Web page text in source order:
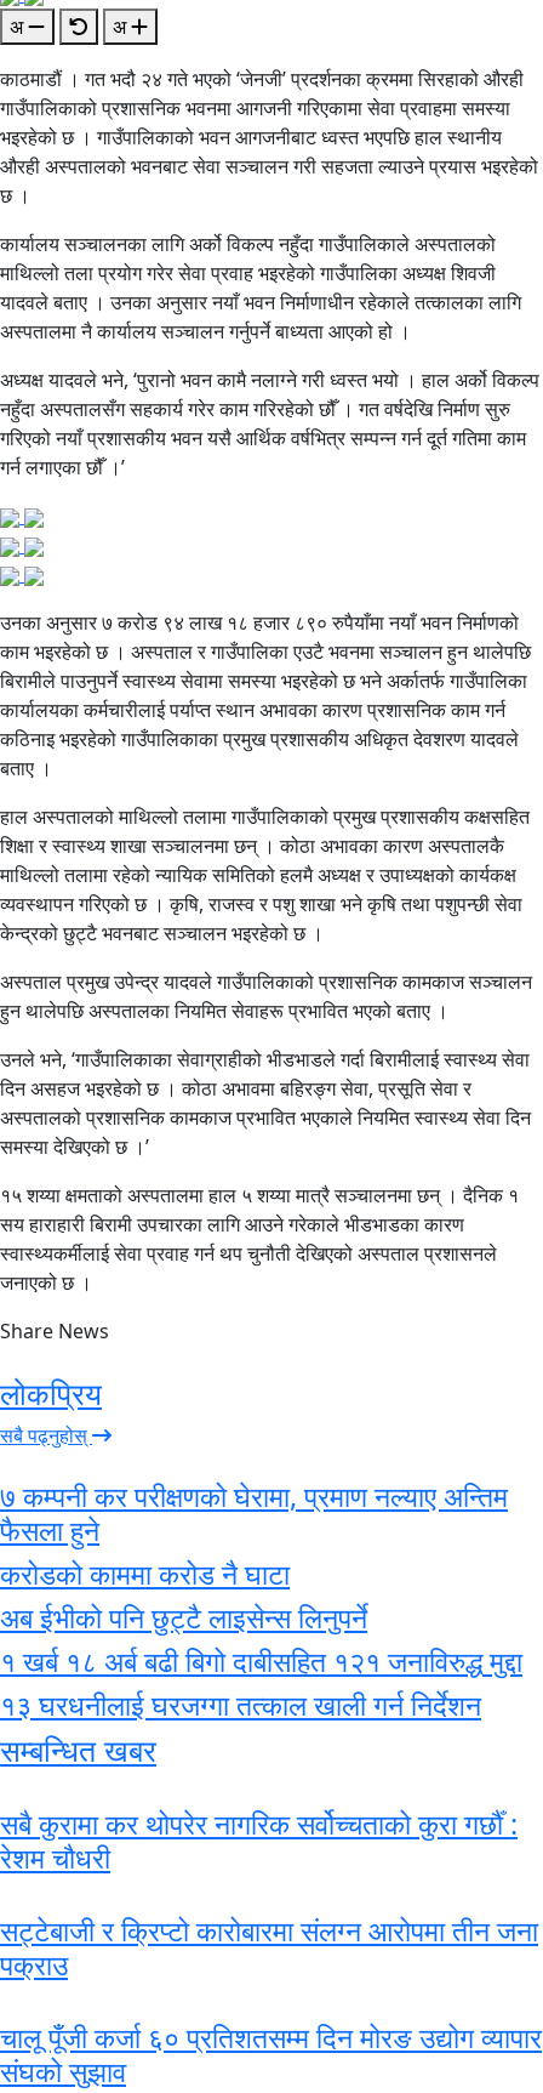
अ
अ
काठमाडौं । गत भदौ २४ गते भएको ‘जेनजी’ प्रदर्शनका क्रममा सिरहाको औरही
गाउँपालिकाको प्रशासनिक भवनमा आगजनी गरिएकामा सेवा प्रवाहमा समस्या
भइरहेको छ । गाउँपालिकाको भवन आगजनीबाट ध्वस्त भएपछि हाल स्थानीय
औरही अस्पतालको भवनबाट सेवा सञ्चालन गरी सहजता ल्याउने प्रयास भइरहेको
छ ।
कार्यालय सञ्चालनका लागि अर्को विकल्प नहुँदा गाउँपालिकाले अस्पतालको
माथिल्लो तला प्रयोग गरेर सेवा प्रवाह भइरहेको गाउँपालिका अध्यक्ष शिवजी
यादवले बताए । उनका अनुसार नयाँ भवन निर्माणाधीन रहेकाले तत्कालका लागि
अस्पतालमा नै कार्यालय सञ्चालन गर्नुपर्ने बाध्यता आएको हो ।
अध्यक्ष यादवले भने, ‘पुरानो भवन कामै नलाग्ने गरी ध्वस्त भयो । हाल अर्को विकल्प
नहुँदा अस्पतालसँग सहकार्य गरेर काम गरिरहेको छौँ । गत वर्षदेखि निर्माण सुरु
गरिएको नयाँ प्रशासकीय भवन यसै आर्थिक वर्षभित्र सम्पन्न गर्न दूर्त गतिमा काम
गर्न लगाएका छौँ ।’
उनका अनुसार ७ करोड ९४ लाख १८ हजार ८९० रुपैयाँमा नयाँ भवन निर्माणको
काम भइरहेको छ । अस्पताल र गाउँपालिका एउटै भवनमा सञ्चालन हुन थालेपछि
बिरामीले पाउनुपर्ने स्वास्थ्य सेवामा समस्या भइरहेको छ भने अर्कातर्फ गाउँपालिका
कार्यालयका कर्मचारीलाई पर्याप्त स्थान अभावका कारण प्रशासनिक काम गर्न
कठिनाइ भइरहेको गाउँपालिकाका प्रमुख प्रशासकीय अधिकृत देवशरण यादवले
बताए ।
हाल अस्पतालको माथिल्लो तलामा गाउँपालिकाको प्रमुख प्रशासकीय कक्षसहित
शिक्षा र स्वास्थ्य शाखा सञ्चालनमा छन् । कोठा अभावका कारण अस्पतालकै
माथिल्लो तलामा रहेको न्यायिक समितिको हलमै अध्यक्ष र उपाध्यक्षको कार्यकक्ष
व्यवस्थापन गरिएको छ । कृषि, राजस्व र पशु शाखा भने कृषि तथा पशुपन्छी सेवा
केन्द्रको छुट्टै भवनबाट सञ्चालन भइरहेको छ ।
अस्पताल प्रमुख उपेन्द्र यादवले गाउँपालिकाको प्रशासनिक कामकाज सञ्चालन
हुन थालेपछि अस्पतालका नियमित सेवाहरू प्रभावित भएको बताए ।
उनले भने, ‘गाउँपालिकाका सेवाग्राहीको भीडभाडले गर्दा बिरामीलाई स्वास्थ्य सेवा
दिन असहज भइरहेको छ । कोठा अभावमा बहिरङ्ग सेवा, प्रसूति सेवा र
अस्पतालको प्रशासनिक कामकाज प्रभावित भएकाले नियमित स्वास्थ्य सेवा दिन
समस्या देखिएको छ ।’
१५ शय्या क्षमताको अस्पतालमा हाल ५ शय्या मात्रै सञ्चालनमा छन् । दैनिक १
सय हाराहारी बिरामी उपचारका लागि आउने गरेकाले भीडभाडका कारण
स्वास्थ्यकर्मीलाई सेवा प्रवाह गर्न थप चुनौती देखिएको अस्पताल प्रशासनले
जनाएको छ ।
Share News
लोकप्रिय
सबै पढ्नुहोस्
७ कम्पनी कर परीक्षणको घेरामा, प्रमाण नल्याए अन्तिम
फैसला हुने
करोडको काममा करोड नै घाटा
अब ईभीको पनि छुट्टै लाइसेन्स लिनुपर्ने
१ खर्ब १८ अर्ब बढी बिगो दाबीसहित १२१ जनाविरुद्ध मुद्दा
१३ घरधनीलाई घरजग्गा तत्काल खाली गर्न निर्देशन
सम्बन्धित खबर
सबै कुरामा कर थोपरेर नागरिक सर्वोच्चताको कुरा गर्छौँ :
रेशम चौधरी
सट्टेबाजी र क्रिप्टो कारोबारमा संलग्न आरोपमा तीन जना
पक्राउ
चालू पूँजी कर्जा ६० प्रतिशतसम्म दिन मोरङ उद्योग व्यापार
संघको सुझाव